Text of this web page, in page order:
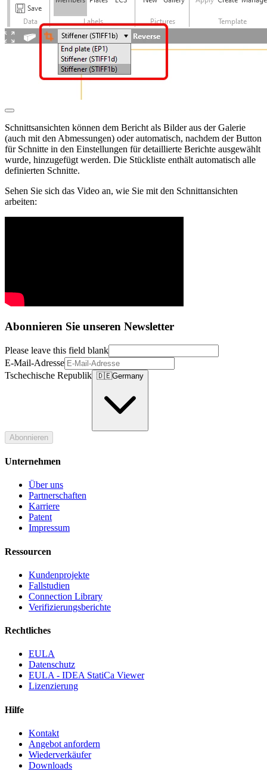
Schnittsansichten können dem Bericht als Bilder aus der Galerie
(auch mit den Abmessungen) oder automatisch, nachdem der Button
für Schnitte in den Einstellungen für detaillierte Berichte ausgewählt
wurde, hinzugefügt werden. Die Stückliste enthält automatisch alle
definierten Schnitte.
Sehen Sie sich das Video an, wie Sie mit den Schnittansichten
arbeiten:
Abonnieren Sie unseren Newsletter
Please leave this field blank
E-Mail-Adresse
Tschechische Republik 🇩🇪Germany
Abonnieren
Unternehmen
Über uns
Partnerschaften
Karriere
Patent
Impressum
Ressourcen
Kundenprojekte
Fallstudien
Connection Library
Verifizierungsberichte
Rechtliches
EULA
Datenschutz
EULA - IDEA StatiCa Viewer
Lizenzierung
Hilfe
Kontakt
Angebot anfordern
Wiederverkäufer
Downloads